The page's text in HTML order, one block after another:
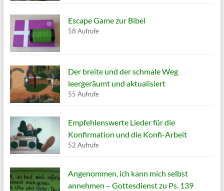
Escape Game zur Bibel
58 Aufrufe
Der breite und der schmale Weg
leergeräumt und aktualisiert
55 Aufrufe
Empfehlenswerte Lieder für die
Konfirmation und die Konfi-Arbeit
52 Aufrufe
Angenommen, ich kann mich selbst
annehmen – Gottesdienst zu Ps. 139